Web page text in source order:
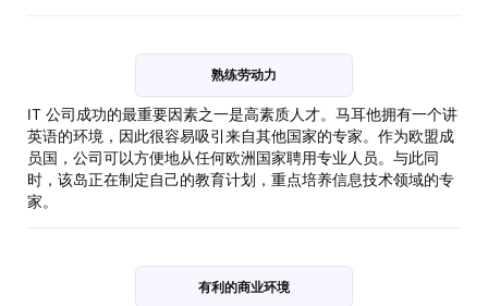
熟练劳动力
IT 公司成功的最重要因素之一是高素质人才。马耳他拥有一个讲
英语的环境，因此很容易吸引来自其他国家的专家。作为欧盟成
员国，公司可以方便地从任何欧洲国家聘用专业人员。与此同
时，该岛正在制定自己的教育计划，重点培养信息技术领域的专
家。
有利的商业环境